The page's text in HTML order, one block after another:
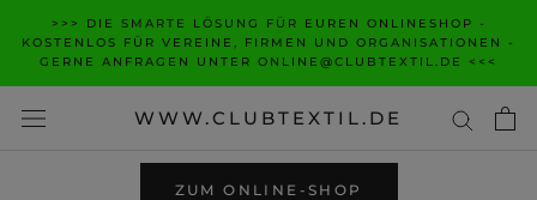
Inhalt
wechseln
>>> DIE SMARTE LÖSUNG FÜR EUREN ONLINESHOP -
KOSTENLOS FÜR VEREINE, FIRMEN UND ORGANISATIONEN -
GERNE ANFRAGEN UNTER ONLINE@CLUBTEXTIL.DE <<<
WWW.CLUBTEXTIL.DE
ZUM ONLINE-SHOP